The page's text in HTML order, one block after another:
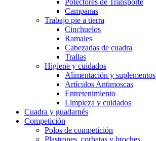
Potectores de Transporte
Campanas
Trabajo pie a tierra
Cinchuelos
Ramales
Cabezadas de cuadra
Trallas
Higiene y cuidados
Alimentación y suplementos
Artículos Antimoscas
Entretenimiento
Limpieza y cuidados
Cuadra y guadarnés
Competición
Polos de competición
Plastrones, corbatas y broches